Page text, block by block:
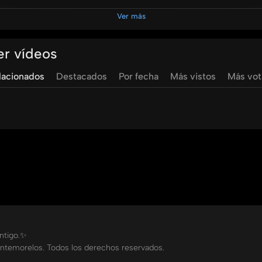
como testamento, violencia, divorcio,
#EscueladeDerechoUM​ #UMtv
Ver más
vídeos
Destacados Por fecha Más vistos Más
Todos los derechos reservados.